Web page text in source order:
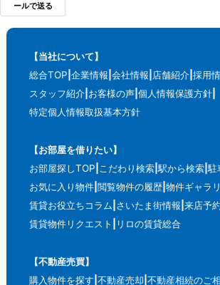
ールで送る
【当社について】
総合TOP 企業情報 会社情報 店舗紹介 採用
スタッフ紹介 お客様の声 個人情報保護方針
特定個人情報取扱基本方針
【お部屋を借りたい】
お部屋探しTOP こだわり検索 駅から検索 駐
お気に入り物件 閲覧物件の履歴 物件ギャラ
賃貸お役立ちコラム さいたま街情報 来店予約
賃貸物件リクエスト
リロの賃貸総合
【不動産売買】
購入物件を探す 不動産売却 不動産相続のご